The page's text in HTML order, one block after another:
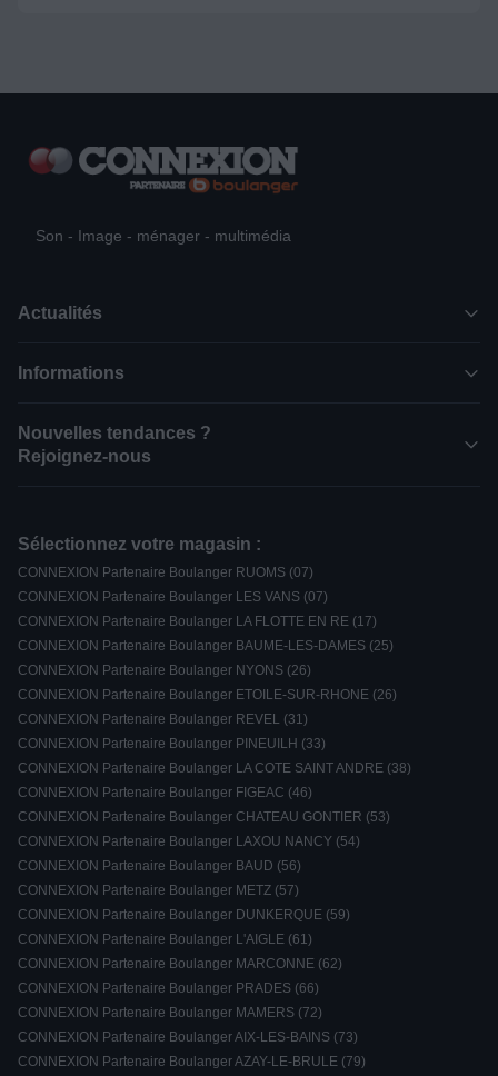
Son - Image - ménager - multimédia
Actualités
Informations
Nouvelles tendances ?
Rejoignez-nous
Sélectionnez votre magasin :
CONNEXION Partenaire Boulanger RUOMS (07)
CONNEXION Partenaire Boulanger LES VANS (07)
CONNEXION Partenaire Boulanger LA FLOTTE EN RE (17)
CONNEXION Partenaire Boulanger BAUME-LES-DAMES (25)
CONNEXION Partenaire Boulanger NYONS (26)
CONNEXION Partenaire Boulanger ETOILE-SUR-RHONE (26)
CONNEXION Partenaire Boulanger REVEL (31)
CONNEXION Partenaire Boulanger PINEUILH (33)
CONNEXION Partenaire Boulanger LA COTE SAINT ANDRE (38)
CONNEXION Partenaire Boulanger FIGEAC (46)
CONNEXION Partenaire Boulanger CHATEAU GONTIER (53)
CONNEXION Partenaire Boulanger LAXOU NANCY (54)
CONNEXION Partenaire Boulanger BAUD (56)
CONNEXION Partenaire Boulanger METZ (57)
CONNEXION Partenaire Boulanger DUNKERQUE (59)
CONNEXION Partenaire Boulanger L'AIGLE (61)
CONNEXION Partenaire Boulanger MARCONNE (62)
CONNEXION Partenaire Boulanger PRADES (66)
CONNEXION Partenaire Boulanger MAMERS (72)
CONNEXION Partenaire Boulanger AIX-LES-BAINS (73)
CONNEXION Partenaire Boulanger AZAY-LE-BRULE (79)